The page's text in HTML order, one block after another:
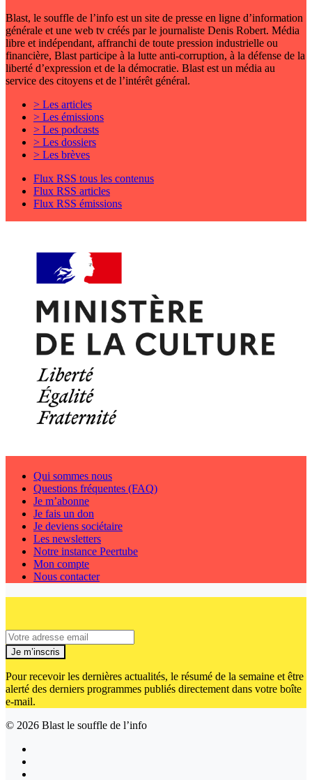
Blast, le souffle de l’info est un site de presse en ligne d’information
générale et une web tv créés par le journaliste Denis Robert. Média
libre et indépendant, affranchi de toute pression industrielle ou
financière, Blast participe à la lutte anti-corruption, à la défense de la
liberté d’expression et de la démocratie. Blast est un média au
service des citoyens et de l’intérêt général.
> Les articles
> Les émissions
> Les podcasts
> Les dossiers
> Les brèves
Flux RSS tous les contenus
Flux RSS articles
Flux RSS émissions
Qui sommes nous
Questions fréquentes (FAQ)
Je m’abonne
Je fais un don
Je deviens sociétaire
Les newsletters
Notre instance Peertube
Mon compte
Nous contacter
Je m’inscris
Pour recevoir les dernières actualités, le résumé de la semaine et être
alerté des derniers programmes publiés directement dans votre boîte
e-mail.
© 2026 Blast le souffle de l’info